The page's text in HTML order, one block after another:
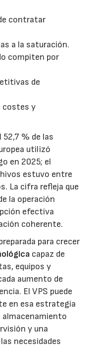
contratar
a la saturación.
compiten por
de
costes y
% de las
utilizó
en 2025; el
estuvo entre
La cifra refleja que
la operación
efectiva
coherente.
para crecer
capaz de
equipos y
aumento de
El VPS puede
en esa estrategia
almacenamiento
y una
necesidades